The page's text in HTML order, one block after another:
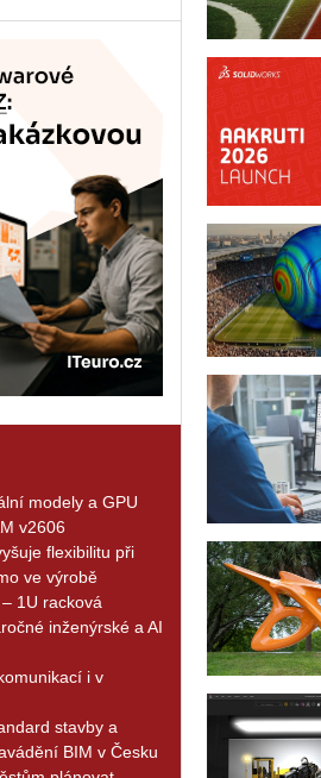
modely a GPU
v2606
flexibilitu při
ve výrobě
1U racková
inženýrské a AI
i v
stavby a
BIM v Česku